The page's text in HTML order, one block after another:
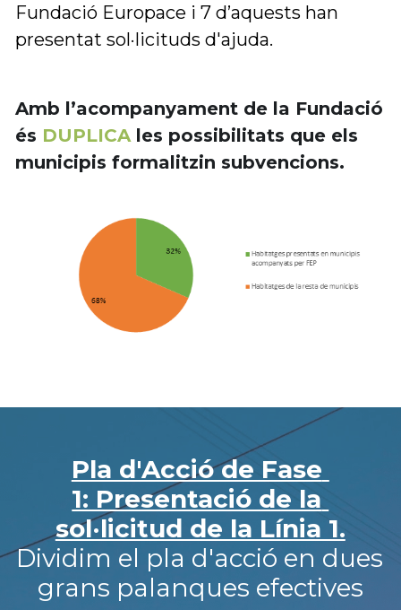
Fundació Europace i 7 d’aquests han
presentat sol·licituds d'ajuda.
Amb l’acompanyament de la Fundació
és DUPLICA les possibilitats que els
municipis formalitzin subvencions.
Pla d'Acció de Fase
1: Presentació de la
sol·licitud de la Línia 1.
Dividim el pla d'acció en dues
grans palanques efectives